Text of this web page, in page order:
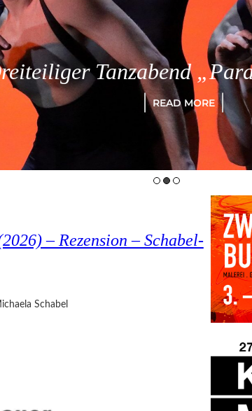
Tanzabend
READ MORE
– Rezension – Schabel-
Schabel